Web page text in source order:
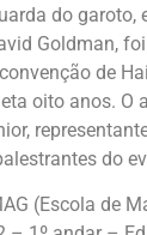
do garoto,
Goldman,
de
oito anos. O
do
(Escola de